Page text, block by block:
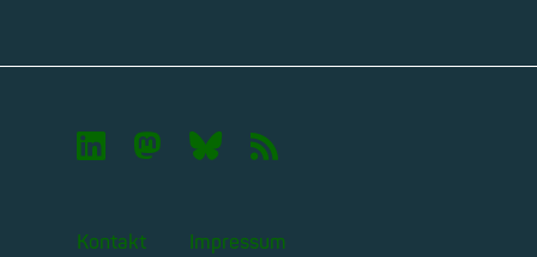
 🦣︎ 🦋︎ 📡︎
Kontakt Impressum